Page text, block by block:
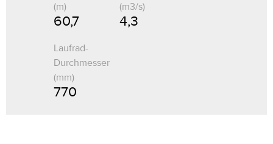
(m)
60,7
(m3/s)
4,3
Laufrad-
Durchmesser
(mm)
770